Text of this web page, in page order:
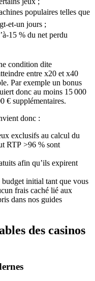
populaires telles que
jours ;
% du net perdu
condition dite
entre x20 et x40
Par exemple un bonus
donc au moins 15 000
€ supplémentaires.
donc :
exclusifs au calcul du
RTP >96 % sont
afin qu’ils expirent
initial tant que vous
frais caché lié aux
dans nos guides
des casinos